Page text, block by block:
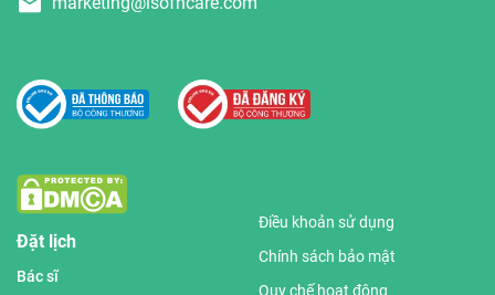
Đặt lịch
Bác sĩ
Điều khoản sử dụng
Chính sách bảo mật
Quy chế hoạt động